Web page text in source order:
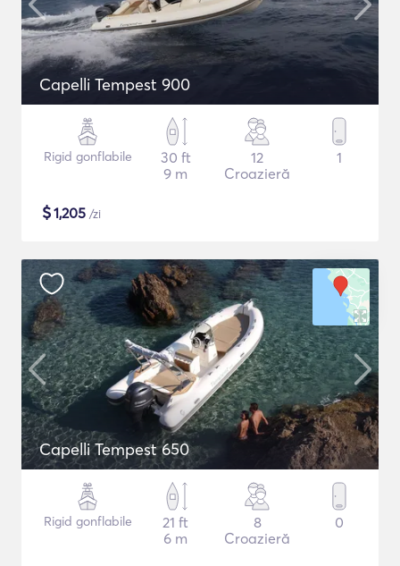
Capelli Tempest 900
Rigid gonflabile
30 ft
9 m
12
Croazieră
1
$1,205 /zi
Capelli Tempest 650
Rigid gonflabile
21 ft
6 m
8
Croazieră
0